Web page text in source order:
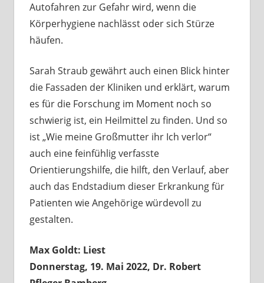
Autofahren zur Gefahr wird, wenn die
Körperhygiene nachlässt oder sich Stürze
häufen.
Sarah Straub gewährt auch einen Blick hinter
die Fassaden der Kliniken und erklärt, warum
es für die Forschung im Moment noch so
schwierig ist, ein Heilmittel zu finden. Und so
ist „Wie meine Großmutter ihr Ich verlor“
auch eine feinfühlig verfasste
Orientierungshilfe, die hilft, den Verlauf, aber
auch das Endstadium dieser Erkrankung für
Patienten wie Angehörige würdevoll zu
gestalten.
Max Goldt: Liest
Donnerstag, 19. Mai 2022, Dr. Robert